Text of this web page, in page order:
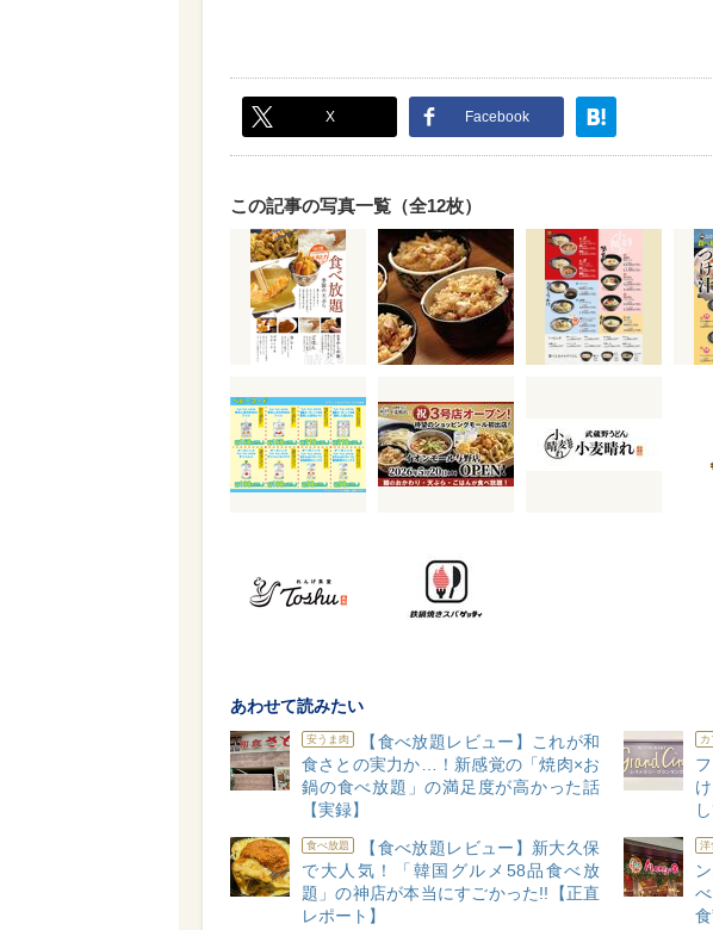
X Facebook
この記事の写真一覧（全12枚）
あわせて読みたい
安うま肉
【食べ放題レビュー】これが和
食さとの実力か…！新感覚の「焼肉×お
鍋の食べ放題」の満足度が高かった話
【実録】
カ
食べ放題
【食べ放題レビュー】新大久保
で大人気！「韓国グルメ58品食べ放
題」の神店が本当にすごかった!!【正直
レポート】
洋